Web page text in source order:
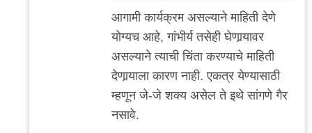
चुकलासी?
by
बाजू
आगामी कार्यक्रम असल्याने माहिती देणे
योग्यच आहे, गांभीर्य तसेही घेणार्‍यावर
असल्याने त्याची चिंता करण्याचे माहिती
देणार्‍याला कारण नाही. एकत्र येण्यासाठी
म्हणून जे-जे शक्य असेल ते इथे सांगणे गैर
नसावे.